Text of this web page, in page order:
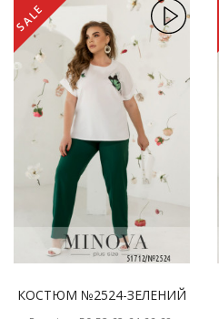
SALE
КОСТЮМ №2524-ЗЕЛЕНИЙ